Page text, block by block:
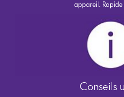
appareil. Rapide
Conseils